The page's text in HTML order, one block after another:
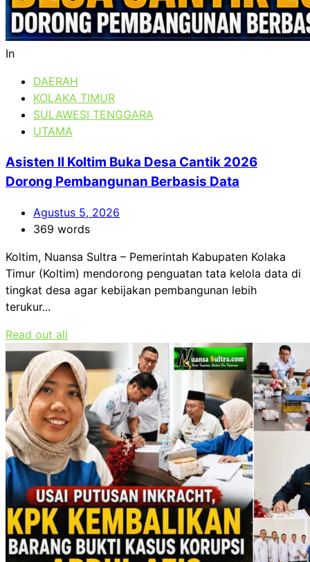
In
DAERAH
KOLAKA TIMUR
SULAWESI TENGGARA
UTAMA
Asisten II Koltim Buka Desa Cantik 2026
Dorong Pembangunan Berbasis Data
Agustus 5, 2026
369 words
Koltim, Nuansa Sultra – Pemerintah Kabupaten Kolaka
Timur (Koltim) mendorong penguatan tata kelola data di
tingkat desa agar kebijakan pembangunan lebih
terukur...
Read out all